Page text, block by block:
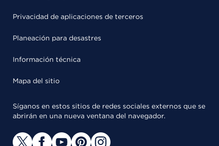
Privacidad de aplicaciones de terceros
Planeación para desastres
Información técnica
Mapa del sitio
Síganos en estos sitios de redes sociales externos que se
abrirán en una nueva ventana del navegador.